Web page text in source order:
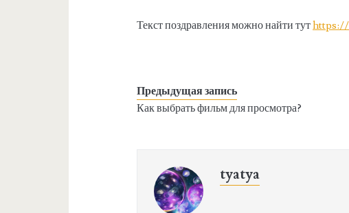
Текст поздравления можно найти тут
Предыдущая запись
Как выбрать фильм для просмотра?
tyatya